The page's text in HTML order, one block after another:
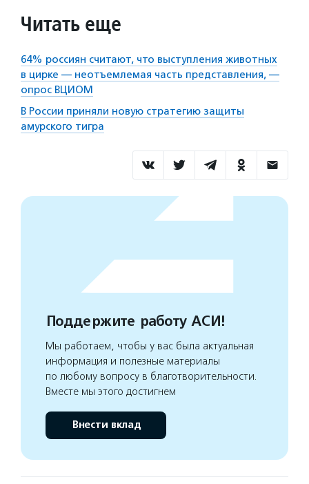
Читать еще
64% россиян считают, что выступления животных
в цирке — неотъемлемая часть представления, —
опрос ВЦИОМ
В России приняли новую стратегию защиты
амурского тигра
Поддержите работу АСИ!
Мы работаем, чтобы у вас была актуальная
информация и полезные материалы
по любому вопросу в благотворительности.
Вместе мы этого достигнем
Внести вклад